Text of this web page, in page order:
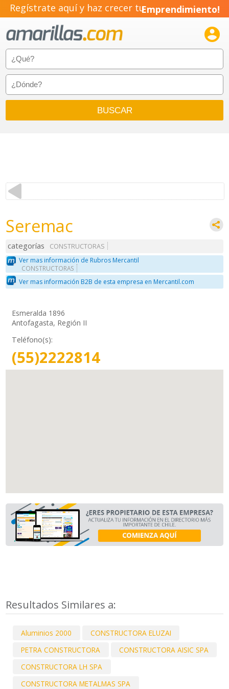
Regístrate aquí y haz crecer tuEmprendimiento!

Seremac
categorías
CONSTRUCTORAS
Ver mas información de Rubros Mercantil
CONSTRUCTORAS
Ver mas información B2B de esta empresa en Mercantil.com
Esmeralda 1896
Antofagasta, Región II
Teléfono(s):
(55)2222814
Resultados Similares a:
Aluminios 2000
CONSTRUCTORA ELUZAI
PETRA CONSTRUCTORA
CONSTRUCTORA AISIC SPA
CONSTRUCTORA LH SPA
CONSTRUCTORA METALMAS SPA